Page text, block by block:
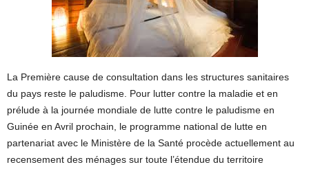
La Première cause de consultation dans les structures sanitaires
du pays reste le paludisme. Pour lutter contre la maladie et en
prélude à la journée mondiale de lutte contre le paludisme en
Guinée en Avril prochain, le programme national de lutte en
partenariat avec le Ministère de la Santé procède actuellement au
recensement des ménages sur toute l’étendue du territoire